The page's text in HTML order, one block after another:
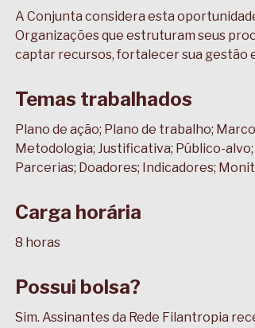
A Conjunta considera esta
Organizações que estruturam seus
captar recursos, fortalecer sua gestão
Temas trabalhados
Plano de ação; Plano de trabalho;
Metodologia; Justificativa; Público-
Parcerias; Doadores; Indicadores;
Carga horária
8 horas
Possui bolsa?
Sim. Assinantes da Rede Filantropia